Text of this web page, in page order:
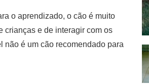
o aprendizado, o cão é muito
crianças e de interagir com os
não é um cão recomendado para